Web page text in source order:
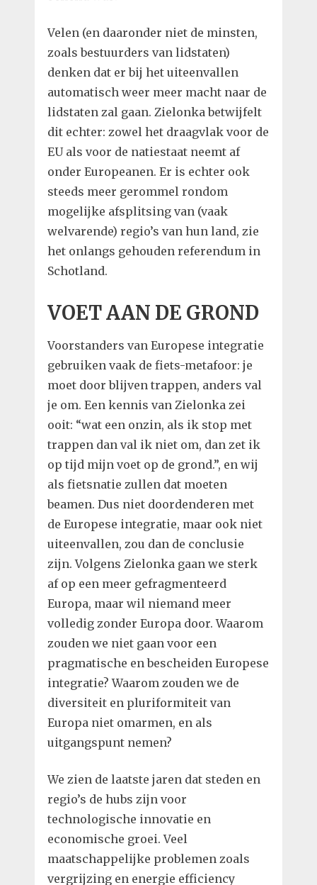
Velen (en daaronder niet de minsten,
zoals bestuurders van lidstaten)
denken dat er bij het uiteenvallen
automatisch weer meer macht naar de
lidstaten zal gaan. Zielonka betwijfelt
dit echter: zowel het draagvlak voor de
EU als voor de natiestaat neemt af
onder Europeanen. Er is echter ook
steeds meer gerommel rondom
mogelijke afsplitsing van (vaak
welvarende) regio’s van hun land, zie
het onlangs gehouden referendum in
Schotland.
VOET AAN DE GROND
Voorstanders van Europese integratie
gebruiken vaak de fiets-metafoor: je
moet door blijven trappen, anders val
je om. Een kennis van Zielonka zei
ooit: “wat een onzin, als ik stop met
trappen dan val ik niet om, dan zet ik
op tijd mijn voet op de grond.”, en wij
als fietsnatie zullen dat moeten
beamen. Dus niet doordenderen met
de Europese integratie, maar ook niet
uiteenvallen, zou dan de conclusie
zijn. Volgens Zielonka gaan we sterk
af op een meer gefragmenteerd
Europa, maar wil niemand meer
volledig zonder Europa door. Waarom
zouden we niet gaan voor een
pragmatische en bescheiden Europese
integratie? Waarom zouden we de
diversiteit en pluriformiteit van
Europa niet omarmen, en als
uitgangspunt nemen?
We zien de laatste jaren dat steden en
regio’s de hubs zijn voor
technologische innovatie en
economische groei. Veel
maatschappelijke problemen zoals
vergrijzing en energie efficiency